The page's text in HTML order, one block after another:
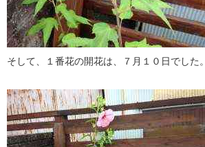
そして、１番花の開花は、７月１０日でした。